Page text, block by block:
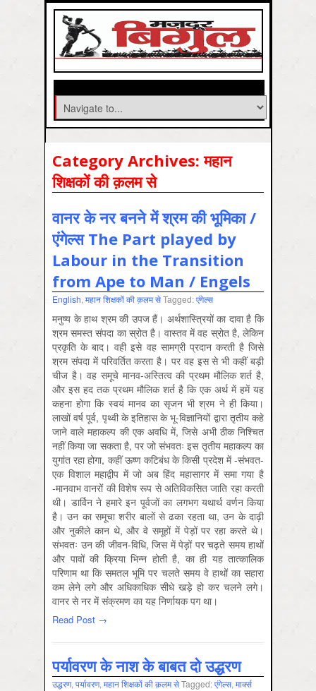
Category Archives:महान
शिक्षकों की क़लम से
वानर के नर बनने में श्रम की भूमिका /
एंगेल्स The Part played by
Labour in the Transition
from Ape to Man / Engels
English, महान शिक्षकों की क़लम सेTagged:एंगेल्स
मनुष्य के हाथ श्रम की उपज हैं। अर्थशास्त्रियों का दावा है कि
श्रम समस्त संपदा का स्रोत है। वास्तव में वह स्रोत है, लेकिन
प्रकृति के बाद। वही इसे वह सामग्री प्रदान करती है जिसे
श्रम संपदा में परिवर्तित करता है। पर वह इस से भी कहीं बड़ी
चीज है। वह समूचे मानव-अस्तित्व की प्रथम मौलिक शर्त है,
और इस हद तक प्रथम मौलिक शर्त है कि एक अर्थ में हमें यह
कहना होगा कि स्वयं मानव का सृजन भी श्रम ने ही किया।
लाखों वर्ष पूर्व, पृथ्वी के इतिहास के भू-विज्ञानियों द्वारा तृतीय कहे
जाने वाले महाकल्प की एक अवधि में, जिसे अभी ठीक निश्चित
नहीं किया जा सकता है, पर जो संभवतः इस तृतीय महाकल्प का
युगांत रहा होगा, कहीं ऊष्ण कटिबंध के किसी प्रदेश में -संभवत-
एक विशाल महाद्वीप में जो अब हिंद महासागर में समा गया है
-मानवाभ वानरों की विशेष रूप से अतिविकसित जाति रहा करती
थी। डार्विन ने हमारे इन पूर्वजों का लगभग यथार्थ वर्णन किया
है। उन का समूचा शरीर बालों से ढका रहता था, उन के दाढ़ी
और नुकीले कान थे, और वे समूहों में पेड़ों पर रहा करते थे।
संभवतः उन की जीवन-विधि, जिस में पेड़ों पर चढ़ते समय हाथों
और पावों की क्रिया भिन्न होती है, का ही यह तात्कालिक
परिणाम था कि समतल भूमि पर चलते समय वे हाथों का सहारा
कम लेने लगे और अधिकाधिक सीधे खड़े हो कर चलने लगे।
वानर से नर में संक्रमण का यह निर्णायक पग था।
Read Post →
पर्यावरण के नाश के बाबत दो उद्धरण
उद्धरण, पर्यावरण, महान शिक्षकों की क़लम सेTagged:एंगेल्स, मार्क्‍स